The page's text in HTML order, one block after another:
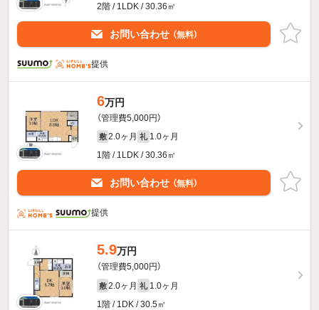
2階 / 1LDK / 30.36㎡
お問い合わせ （無料）
提供
6万円
（管理費5,000円）
敷 2.0ヶ月 礼 1.0ヶ月
1階 / 1LDK / 30.36㎡
お問い合わせ （無料）
提供
5.9万円
（管理費5,000円）
敷 2.0ヶ月 礼 1.0ヶ月
1階 / 1DK / 30.5㎡